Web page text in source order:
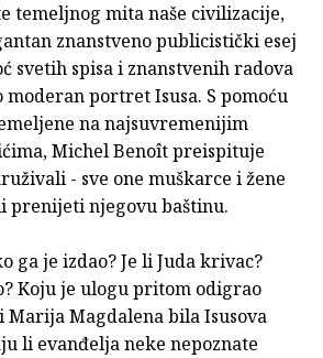
temeljnog mita naše civilizacije,
znanstveno publicistički esej
svetih spisa i znanstvenih radova
portret Isusa. S pomoću
na najsuvremenijim
Michel Benoît preispituje
- sve one muškarce i žene
prenijeti njegovu baštinu.
ga je izdao? Je li Juda krivac?
Koju je ulogu pritom odigrao
Marija Magdalena bila Isusova
li evanđelja neke nepoznate